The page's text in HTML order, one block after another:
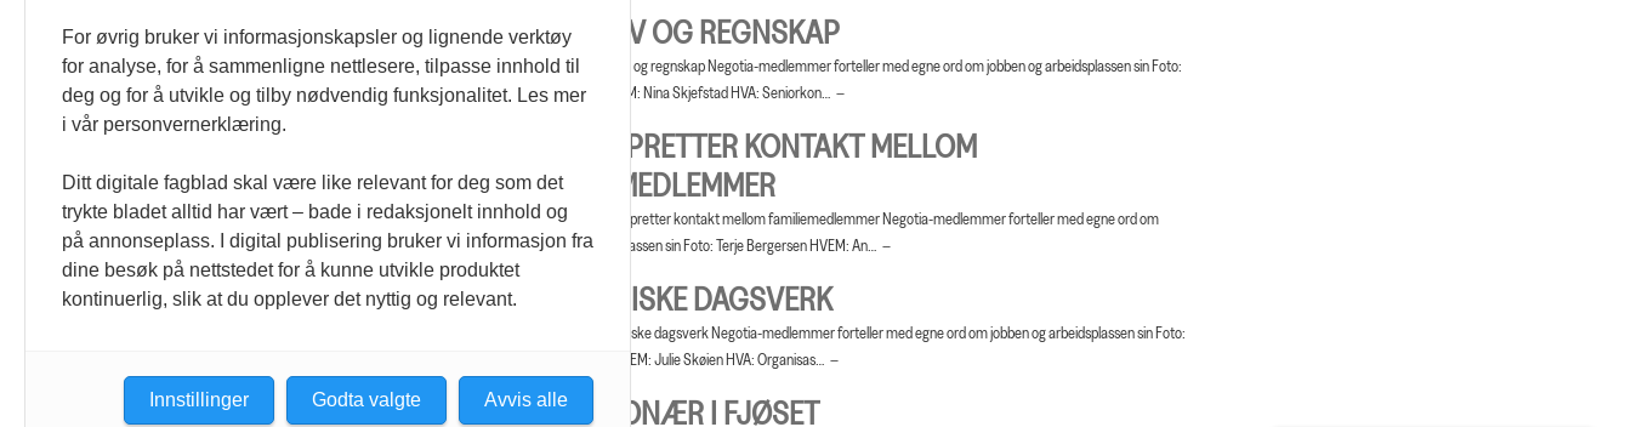
Reportasje (7)
Spør oss (31)
Tariffoppgjøret 2020 (5)
POLARLIV OG REGNSKAP
Jobben min Polarliv og regnskap Negotia-medlemmer forteller med egne ord om jobben og arbeidsplassen sin Foto:
Ragnhild Utne HVEM: Nina Skjefstad HVA: Seniorkon…
GJENOPPRETTER KONTAKT MELLOM
FAMILIEMEDLEMMER
Jobben min Gjenoppretter kontakt mellom familiemedlemmer Negotia-medlemmer forteller med egne ord om
jobben og arbeidsplassen sin Foto: Terje Bergersen HVEM: An…
SOLIDARISKE DAGSVERK
Jobben min Solidariske dagsverk Negotia-medlemmer forteller med egne ord om jobben og arbeidsplassen sin Foto:
Terje Bergersen HVEM: Julie Skøien HVA: Organisas…
FUNKSJONÆR I FJØSET
For øvrig bruker vi informasjonskapsler og lignende verktøy
for analyse, for å sammenligne nettlesere, tilpasse innhold til
deg og for å utvikle og tilby nødvendig funksjonalitet. Les mer
i vår personvernerklæring.
Ditt digitale fagblad skal være like relevant for deg som det
trykte bladet alltid har vært – bade i redaksjonelt innhold og
på annonseplass. I digital publisering bruker vi informasjon fra
dine besøk på nettstedet for å kunne utvikle produktet
kontinuerlig, slik at du opplever det nyttig og relevant.
Avvis alle
Godta valgte
Innstillinger